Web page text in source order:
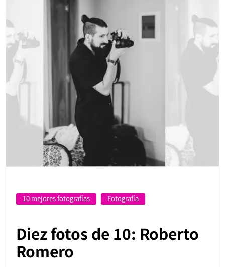
10 mejores fotografías Fotografía
Diez fotos de 10: Roberto
Romero